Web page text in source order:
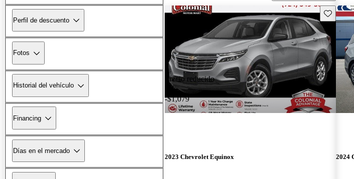
Perfil de descuento
Fotos
Historial del vehículo
Financing
Días en el mercado
Precio reducido
-$1,079
Guarda
2023 Chevrolet Equinox 2024